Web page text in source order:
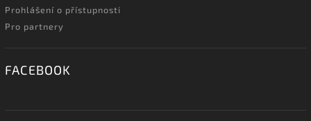
Prohlášení o přístupnosti
Pro partnery
FACEBOOK